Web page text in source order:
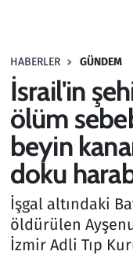
HABERLER GÜNDEM
İsrail'in
ölüm
beyin
doku
İşgal altındaki
öldürülen
İzmir Adli Tıp
Haber
Kültür Sanat
Kurumsal
Lezzet Durağı
Memur ve